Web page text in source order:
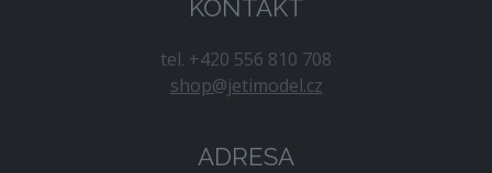
KONTAKT
tel. +420 556 810 708
shop@jetimodel.cz
ADRESA